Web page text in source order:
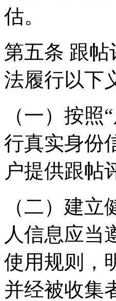
估。
第五条 跟
法履行以下
（一）按
行真实身份
户提供跟帖
（二）建
人信息应当
使用规则，
并经被收集